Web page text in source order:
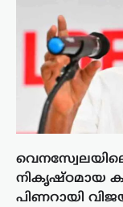
നികൃഷ്ഠമായ
പിണറായി